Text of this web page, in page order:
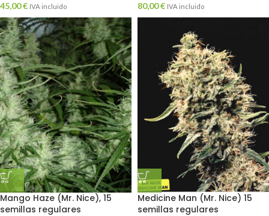
45,00€ IVA incluido 80,00€ IVA incluido
Mango Haze (Mr. Nice), 15
semillas regulares
Medicine Man (Mr. Nice) 15
semillas regulares